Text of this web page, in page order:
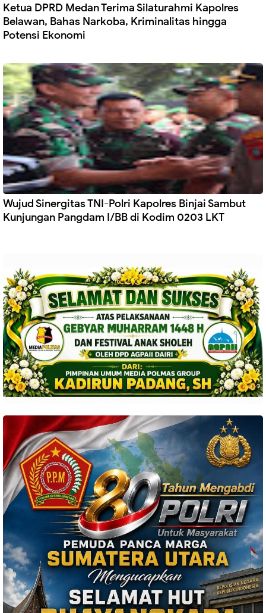
Ketua DPRD Medan Terima Silaturahmi Kapolres
Belawan, Bahas Narkoba, Kriminalitas hingga
Potensi Ekonomi
Wujud Sinergitas TNI-Polri Kapolres Binjai Sambut
Kunjungan Pangdam I/BB di Kodim 0203 LKT